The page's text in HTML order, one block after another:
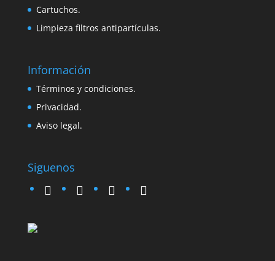
Cartuchos.
Limpieza filtros antipartículas.
Información
Términos y condiciones.
Privacidad.
Aviso legal.
Siguenos
twitter instagramfacebook google